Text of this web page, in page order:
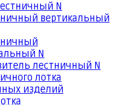
N
вертикальный
N
лестничный N
лотка
изделий